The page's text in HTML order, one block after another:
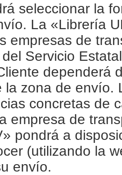
seleccionar la
La «Librería
empresas de
Servicio
dependerá
la zona de envío.
concretas de
empresa de
pondrá a
(utilizando la
envío.